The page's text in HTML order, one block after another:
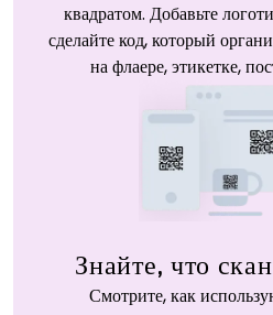
квадратом. Добавьте
сделайте код, который
на флаере, этикетке,
Знайте, что
Смотрите, как